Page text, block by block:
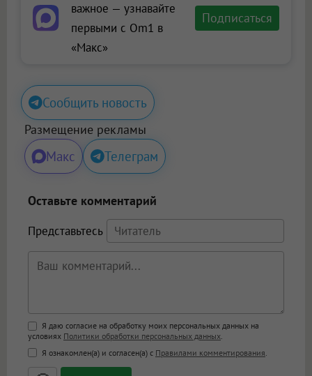
важное — узнавайте
первыми с Om1 в
«Макс»
Подписаться
Сообщить новость
Размещение рекламы
Макс Телеграм
Оставьте комментарий
Представьтесь
Поддержка HTML
<b>, <strong>, <u>, <i>, <em>, <s>, <big>,
<small>, <sup>, <sub>, <pre>, <ul>, <ol>, <li>,
<blockquote>, <code> экранирует HTML,
Я даю согласие на обработку моих персональных данных на
условиях Политики обработки персональных данных
Я ознакомлен(а) и согласен(а) с Правилами комментирования